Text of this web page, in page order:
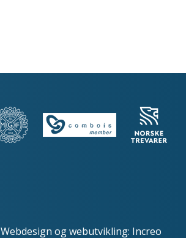
Webdesign ogwebutvikling: Increo